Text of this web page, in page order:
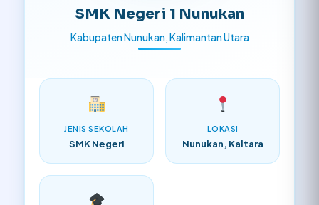
SMK Negeri 1 Nunukan
Kabupaten Nunukan, Kalimantan Utara
JENIS SEKOLAH
SMK Negeri
LOKASI
Nunukan, Kaltara